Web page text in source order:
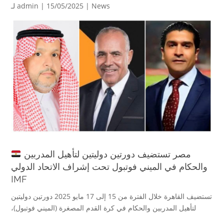
admin | 15/05/2025 | News
والحكام في الميني فوتبول تحت إشراف الاتحاد الدولي
IMF
تستضيف القاهرة خلال الفترة من 15 إلى 17 مايو 2025 دورتين دوليتين
لتأهيل المدربين والحكام في كرة القدم المصغرة (الميني فوتبول)،